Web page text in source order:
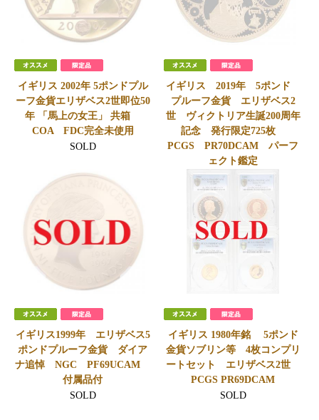
イギリス 2002年 5ポンドプル
ーフ金貨エリザベス2世即位50
年 「馬上の女王」 共箱
COA FDC完全未使用
SOLD
イギリス 2019年 5ポンド
プルーフ金貨 エリザベス2
世 ヴィクトリア生誕200周年
記念 発行限定725枚
PCGS PR70DCAM パーフ
ェクト鑑定
SOLD
イギリス1999年 エリザベス5
ポンドプルーフ金貨 ダイア
ナ追悼 NGC PF69UCAM
付属品付
SOLD
イギリス 1980年銘 5ポンド
金貨ソブリン等 4枚コンプリ
ートセット エリザベス2世
PCGS PR69DCAM
SOLD